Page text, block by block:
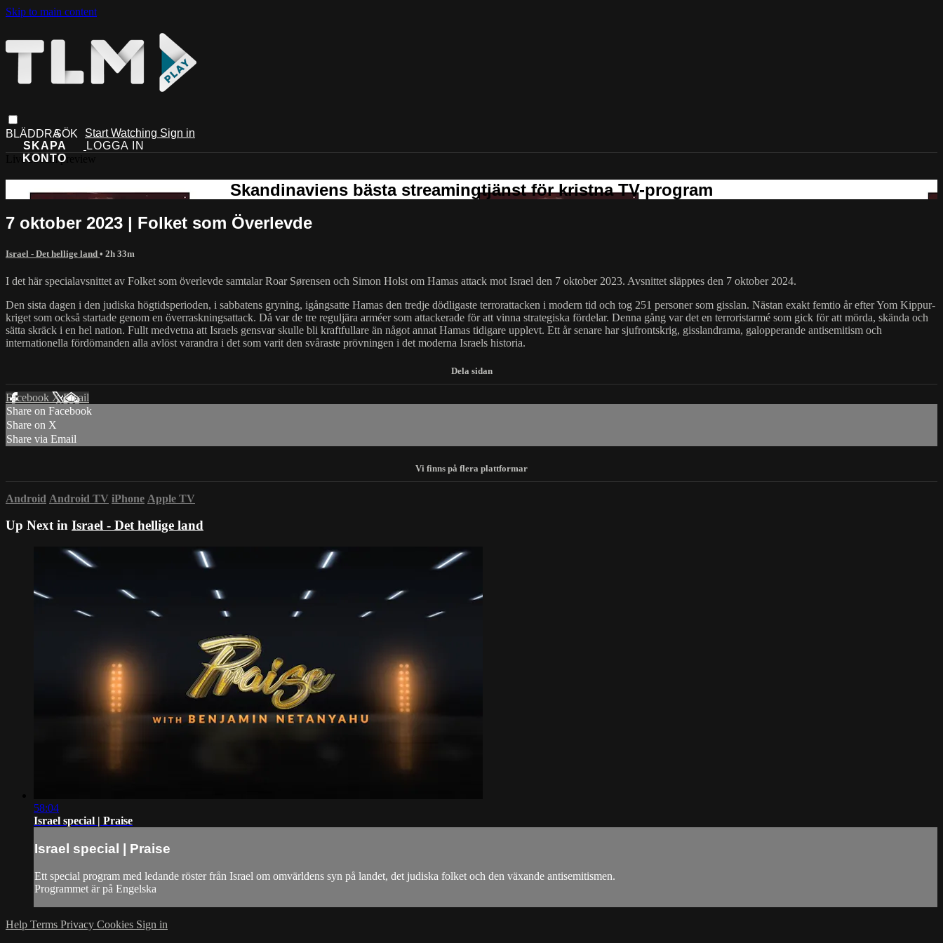
Skip to main content
Start Watching Sign in
Live stream preview
7 oktober 2023 | Folket som Överlevde
Israel - Det hellige land • 2h 33m
I det här specialavsnittet av Folket som överlevde samtalar Roar Sørensen och Simon Holst om Hamas attack mot Israel den 7 oktober 2023. Avsnittet släpptes den 7 oktober 2024.
Den sista dagen i den judiska högtidsperioden, i sabbatens gryning, igångsatte Hamas den tredje dödligaste terrorattacken i modern tid och tog 251 personer som gisslan. Nästan exakt femtio år efter Yom Kippur-
kriget som också startade genom en överraskningsattack. Då var de tre reguljära arméer som attackerade för att vinna strategiska fördelar. Denna gång var det en terroristarmé som gick för att mörda, skända och
sätta skräck i en hel nation. Fullt medvetna att Israels gensvar skulle bli kraftfullare än något annat Hamas tidigare upplevt. Ett år senare har sjufrontskrig, gisslandrama, galopperande antisemitism och
internationella fördömanden alla avlöst varandra i det som varit den svåraste prövningen i det moderna Israels historia.
Facebook XEmail
Share on Facebook
Share on X
Share via Email
Android Android TV iPhone Apple TV
Up Next in Israel - Det hellige land
58:04
Israel special | Praise
Israel special | Praise
Ett special program med ledande röster från Israel om omvärldens syn på landet, det judiska folket och den växande antisemitismen.
Programmet är på Engelska
Help Terms Privacy Cookies Sign in